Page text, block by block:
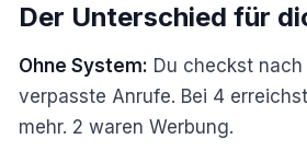
Der Unterschied für
Ohne System: Du checkst
verpasste Anrufe. Bei 4
mehr. 2 waren Werbung.